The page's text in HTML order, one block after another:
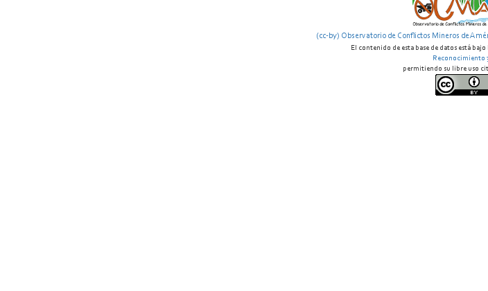
(cc-by) Observatorio de Conflictos Mineros de
El contenido de esta base de datos está
Reconocimiento
permitiendo su libre uso